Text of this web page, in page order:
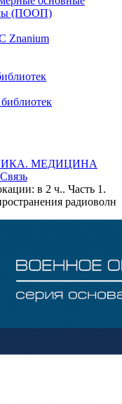
(ПООП)
Znanium
МЕДИЦИНА
в 2 ч.. Часть 1.
радиоволн